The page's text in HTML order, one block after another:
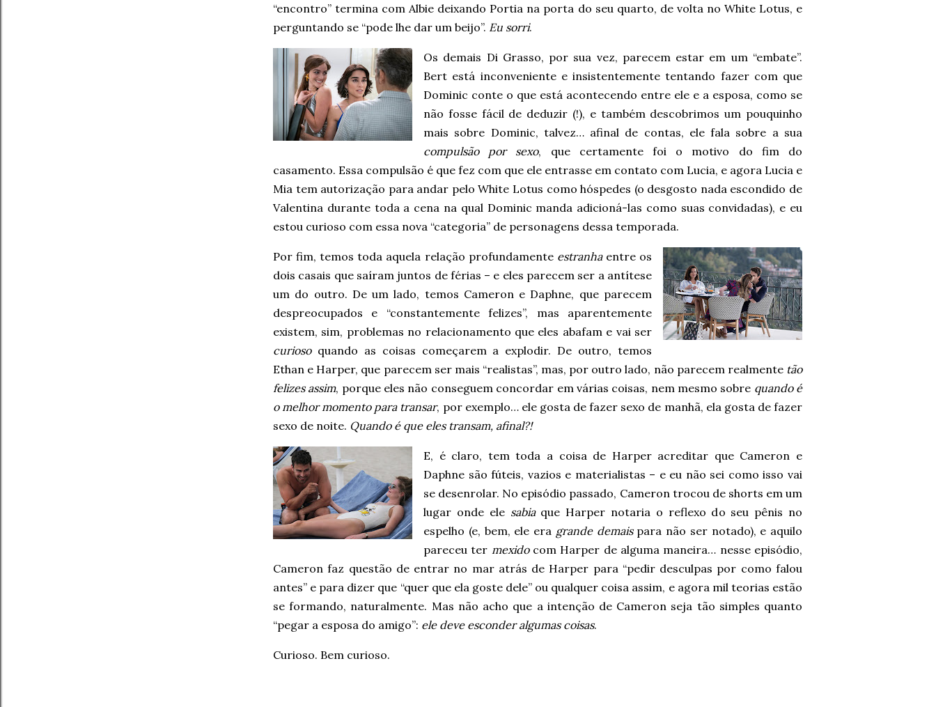
“encontro” termina com Albie deixando Portia na porta do seu quarto, de volta no White Lotus, e
perguntando se “pode lhe dar um beijo”. Eu sorri.
Os demais Di Grasso, por sua vez, parecem estar em um “embate”.
Bert está inconveniente e insistentemente tentando fazer com que
Dominic conte o que está acontecendo entre ele e a esposa, como se
não fosse fácil de deduzir (!), e também descobrimos um pouquinho
mais sobre Dominic, talvez… afinal de contas, ele fala sobre a sua
compulsão por sexo, que certamente foi o motivo do fim do
casamento. Essa compulsão é que fez com que ele entrasse em contato com Lucia, e agora Lucia e
Mia tem autorização para andar pelo White Lotus como hóspedes (o desgosto nada escondido de
Valentina durante toda a cena na qual Dominic manda adicioná-las como suas convidadas), e eu
estou curioso com essa nova “categoria” de personagens dessa temporada.
Por fim, temos toda aquela relação profundamente estranhaentre os
dois casais que saíram juntos de férias – e eles parecem ser a antítese
um do outro. De um lado, temos Cameron e Daphne, que parecem
despreocupados e “constantemente felizes”, mas aparentemente
existem, sim, problemas no relacionamento que eles abafam e vai ser
curiosoquando as coisas começarem a explodir. De outro, temos
Ethan e Harper, que parecem ser mais “realistas”, mas, por outro lado, não parecem realmente tão
felizes assim, porque eles não conseguem concordar em várias coisas, nem mesmo sobre quando é
o melhor momento para transar, por exemplo… ele gosta de fazer sexo de manhã, ela gosta de fazer
sexo de noite. Quando é que eles transam, afinal?!
E, é claro, tem toda a coisa de Harper acreditar que Cameron e
Daphne são fúteis, vazios e materialistas – e eu não sei como isso vai
se desenrolar. No episódio passado, Cameron trocou de shorts em um
lugar onde ele sabiaque Harper notaria o reflexo do seu pênis no
espelho (e, bem, ele era grande demaispara não ser notado), e aquilo
pareceu ter mexidocom Harper de alguma maneira… nesse episódio,
Cameron faz questão de entrar no mar atrás de Harper para “pedir desculpas por como falou
antes” e para dizer que “quer que ela goste dele” ou qualquer coisa assim, e agora mil teorias estão
se formando, naturalmente. Mas não acho que a intenção de Cameron seja tão simples quanto
“pegar a esposa do amigo”: ele deve esconder algumas coisas.
Curioso. Bem curioso.